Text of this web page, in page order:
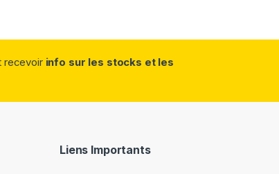
recevoir info sur les stocks et les
Liens Importants